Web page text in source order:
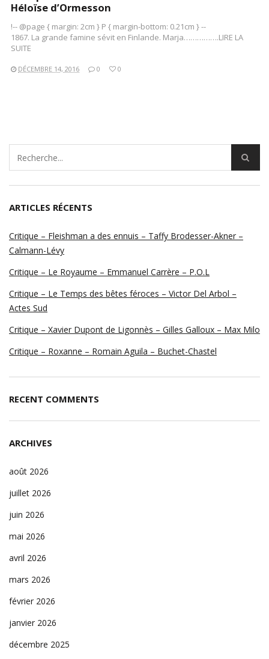
Héloïse d’Ormesson
!-- @page { margin: 2cm } P { margin-bottom: 0.21cm } --
1867. La grande famine sévit en Finlande. Marja…………….LIRE LA
SUITE
DÉCEMBRE 14, 2016 0 0
ARTICLES RÉCENTS
Critique – Fleishman a des ennuis – Taffy Brodesser-Akner –
Calmann-Lévy
Critique – Le Royaume – Emmanuel Carrère – P.O.L
Critique – Le Temps des bêtes féroces – Victor Del Arbol –
Actes Sud
Critique – Xavier Dupont de Ligonnès – Gilles Galloux – Max Milo
Critique – Roxanne – Romain Aguila – Buchet-Chastel
RECENT COMMENTS
ARCHIVES
août 2026
juillet 2026
juin 2026
mai 2026
avril 2026
mars 2026
février 2026
janvier 2026
décembre 2025